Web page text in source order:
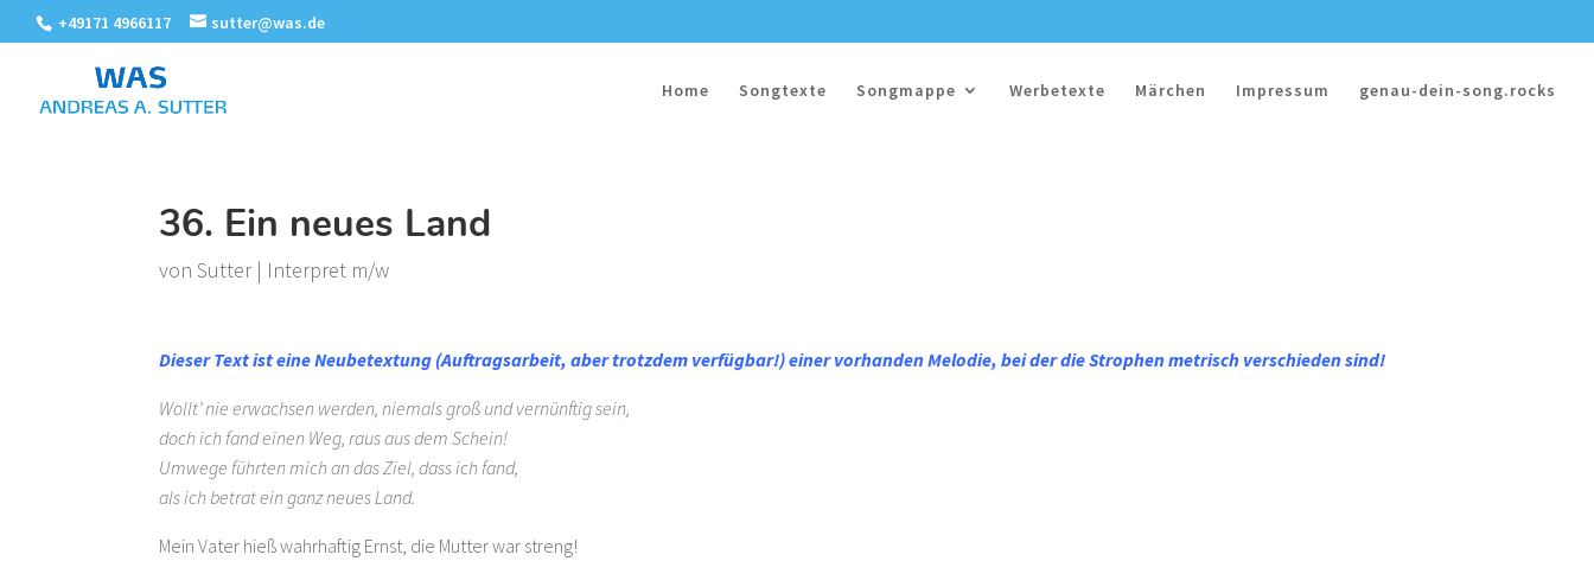
+49171 4966117 sutter@was.de
Home Songtexte Songmappe Werbetexte Märchen Impressum genau-dein-song.rocks
36. Ein neues Land
vonSutter| Interpret m/w
Dieser Text ist eine Neubetextung (Auftragsarbeit, aber trotzdem verfügbar!) einer vorhanden Melodie, bei der die Strophen metrisch verschieden sind!
Wollt’ nie erwachsen werden, niemals groß und vernünftig sein,
doch ich fand einen Weg, raus aus dem Schein!
Umwege führten mich an das Ziel, dass ich fand,
als ich betrat ein ganz neues Land.
Mein Vater hieß wahrhaftig Ernst, die Mutter war streng!